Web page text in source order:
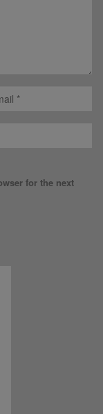
for the next